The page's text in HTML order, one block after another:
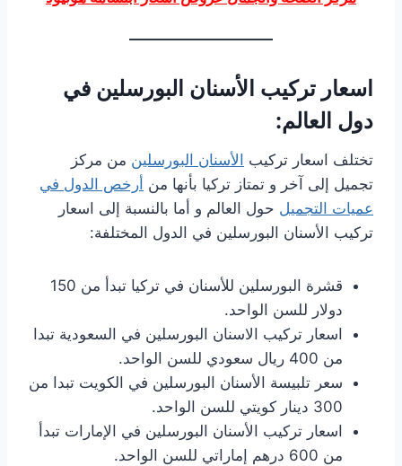
اسعار تركيب الأسنان البورسلين في
دول العالم:
تختلف اسعار تركيب الأسنان البورسلين من مركز
تجميل إلى آخر و تمتاز تركيا بأنها من أرخص الدول في
عميات التجميل حول العالم و أما بالنسبة إلى اسعار
تركيب الأسنان البورسلين في الدول المختلفة:
قشرة البورسلين للأسنان في تركيا تبدأ من 150
دولار للسن الواحد.
اسعار تركيب الاسنان البورسلين في السعودية تبدا
من 400 ريال سعودي للسن الواحد.
سعر تلبيسة الأسنان البورسلين في الكويت تبدا من
300 دينار كويتي للسن الواحد.
اسعار تركيب الأسنان البورسلين في الإمارات تبدأ
من 600 درهم إماراتي للسن الواحد.